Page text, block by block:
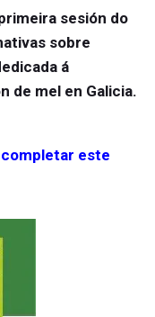
sesión do
sobre
á
de mel en Galicia.
completar este